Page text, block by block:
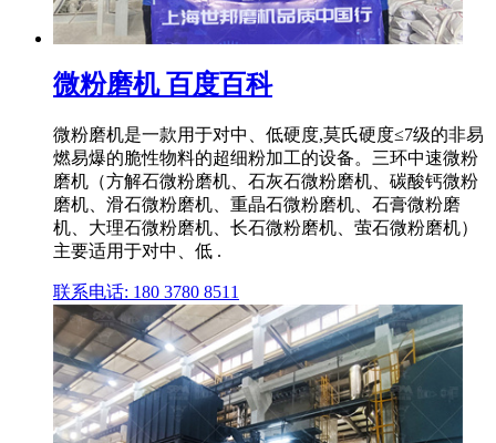
微粉磨机 百度百科
微粉磨机是一款用于对中、低硬度,莫氏硬度≤7级的非易
燃易爆的脆性物料的超细粉加工的设备。三环中速微粉
磨机（方解石微粉磨机、石灰石微粉磨机、碳酸钙微粉
磨机、滑石微粉磨机、重晶石微粉磨机、石膏微粉磨
机、大理石微粉磨机、长石微粉磨机、萤石微粉磨机）
主要适用于对中、低 .
联系电话: 180 3780 8511